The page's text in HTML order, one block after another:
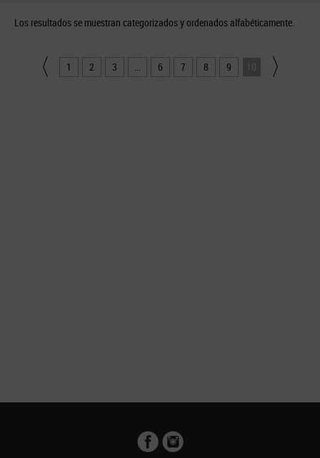
Los resultados se muestran categorizados y ordenados alfabéticamente.
1 2 3 ... 6 7 8 9 10